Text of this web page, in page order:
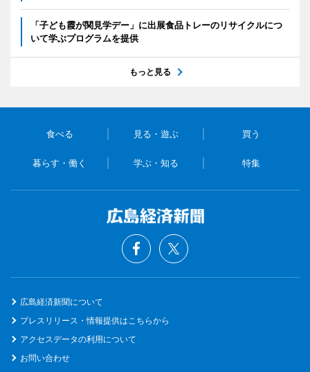
「子ども霞が関見学デー」に出展食品トレーのリサイクルにつ
いて学ぶプログラムを提供
もっと見る
食べる 見る・遊ぶ 買う
暮らす・働く 学ぶ・知る 特集
広島経済新聞について
プレスリリース・情報提供はこちらから
アクセスデータの利用について
お問い合わせ